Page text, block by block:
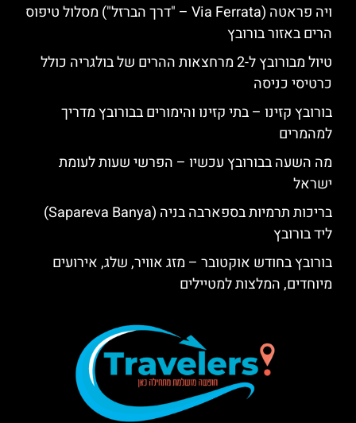
ויה פראטה (Via Ferrata – "דרך הברזל") מסלול טיפוס
הרים באזור בורובץ
טיול מבורובץ ל-2 מרחצאות ההרים של בולגריה כולל
כרטיסי כניסה
בורובץ קזינו – בתי קזינו והימורים בבורובץ מדריך
למהמרים
מה השעה בבורובץ עכשיו – הפרשי שעות לעומת
ישראל
בריכות תרמיות בספארבה בניה (Sapareva Banya)
ליד בורובץ
בורובץ בחודש אוקטובר – מזג אוויר, שלג, אירועים
מיוחדים, המלצות למטיילים